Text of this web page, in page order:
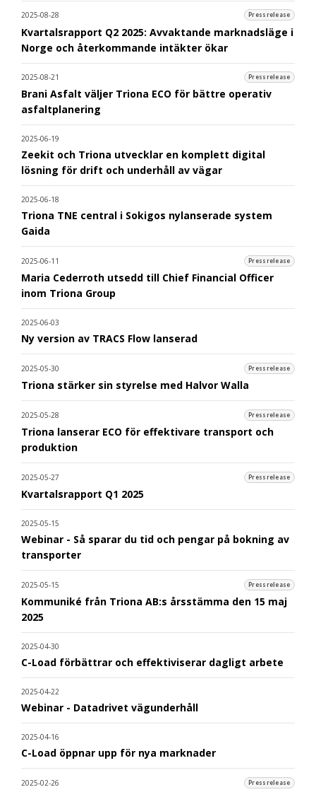
2025-08-28 Pressrelease
Kvartalsrapport Q2 2025: Avvaktande marknadsläge i
Norge och återkommande intäkter ökar
2025-08-21 Pressrelease
Brani Asfalt väljer Triona ECO för bättre operativ
asfaltplanering
2025-06-19
Zeekit och Triona utvecklar en komplett digital
lösning för drift och underhåll av vägar
2025-06-18
Triona TNE central i Sokigos nylanserade system
Gaida
2025-06-11 Pressrelease
Maria Cederroth utsedd till Chief Financial Officer
inom Triona Group
2025-06-03
Ny version av TRACS Flow lanserad
2025-05-30 Pressrelease
Triona stärker sin styrelse med Halvor Walla
2025-05-28 Pressrelease
Triona lanserar ECO för effektivare transport och
produktion
2025-05-27 Pressrelease
Kvartalsrapport Q1 2025
2025-05-15
Webinar - Så sparar du tid och pengar på bokning av
transporter
2025-05-15 Pressrelease
Kommuniké från Triona AB:s årsstämma den 15 maj
2025
2025-04-30
C-Load förbättrar och effektiviserar dagligt arbete
2025-04-22
Webinar - Datadrivet vägunderhåll
2025-04-16
C-Load öppnar upp för nya marknader
2025-02-26 Pressrelease